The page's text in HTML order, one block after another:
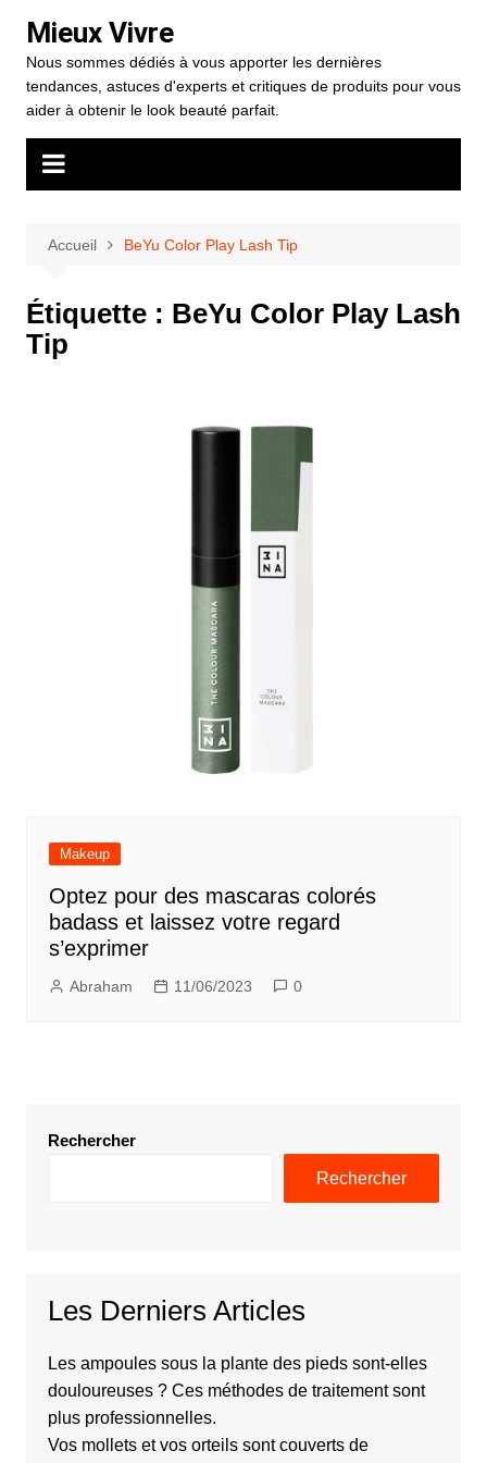
contenu
Mieux Vivre
Nous sommes dédiés à vous apporter les dernières
tendances, astuces d'experts et critiques de produits pour vous
aider à obtenir le look beauté parfait.
Accueil BeYu Color Play Lash Tip
Étiquette : BeYu Color Play Lash
Tip
Makeup
Optez pour des mascaras colorés
badass et laissez votre regard
s’exprimer
Abraham 11/06/2023 0
Rechercher
Rechercher
Les Derniers Articles
Les ampoules sous la plante des pieds sont-elles
douloureuses ? Ces méthodes de traitement sont
plus professionnelles.
Vos mollets et vos orteils sont couverts de